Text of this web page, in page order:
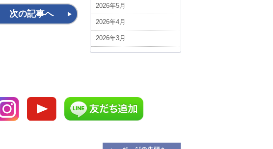
次の記事へ ポーランド (1)
スイス (3)
ルクセンブルグ (1)
添乗フォト！今日の1枚 (1)
2026年5月
2026年4月
2026年3月
2026年2月
2025年11月
2025年10月